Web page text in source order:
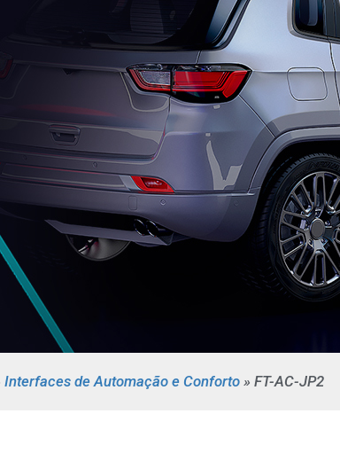
Interfaces de Automação e Conforto » FT-AC-JP2